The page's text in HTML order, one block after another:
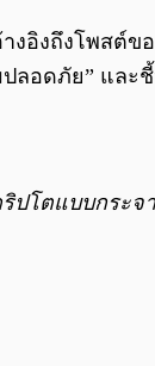
งอิงถึงโพสต์
อดภัย” แล
แบบกระจา